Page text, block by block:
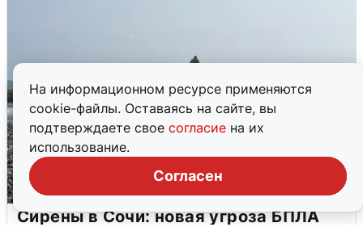
На информационном ресурсе применяются
cookie-файлы. Оставаясь на сайте, вы
подтверждаете свое согласие на их
использование.
Согласен
Сирены в Сочи: новая угроза БПЛА